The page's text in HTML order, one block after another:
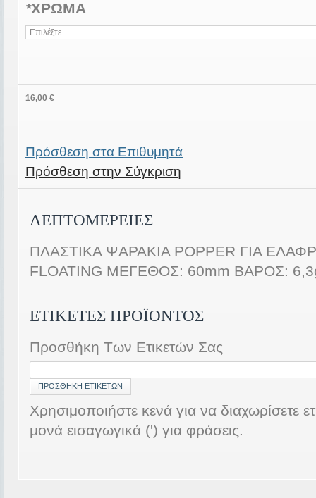
*ΧΡΩΜΑ
16,00 €
Πρόσθεση στα Επιθυμητά
Πρόσθεση στην Σύγκριση
ΛΕΠΤΟΜΈΡΕΙΕΣ
ΠΛΑΣΤΙΚΑ ΨΑΡΑΚΙΑ POPPER ΓΙΑ
FLOATING ΜΕΓΕΘΟΣ: 60mm ΒΑΡΟΣ:
ΕΤΙΚΈΤΕΣ ΠΡΟΪΌΝΤΟΣ
Προσθήκη Των Ετικετών Σας
ΠΡΟΣΘΉΚΗ ΕΤΙΚΕΤΏΝ
Χρησιμοποιήστε κενά για να διαχωρίσετε
μονά εισαγωγικά (') για φράσεις.